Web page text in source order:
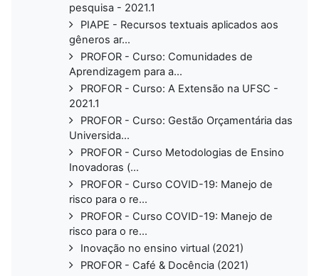
pesquisa - 2021.1
PIAPE - Recursos textuais aplicados aos
gêneros ar...
PROFOR - Curso: Comunidades de
Aprendizagem para a...
PROFOR - Curso: A Extensão na UFSC -
2021.1
PROFOR - Curso: Gestão Orçamentária das
Universida...
PROFOR - Curso Metodologias de Ensino
Inovadoras (...
PROFOR - Curso COVID-19: Manejo de
risco para o re...
PROFOR - Curso COVID-19: Manejo de
risco para o re...
Inovação no ensino virtual (2021)
PROFOR - Café & Docência (2021)